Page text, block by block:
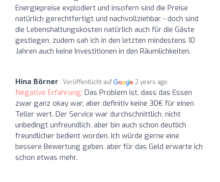
Energiepreise explodiert und insofern sind die Preise
natürlich gerechtfertigt und nachvollziehbar - doch sind
die Lebenshaltungskosten natürlich auch für die Gäste
gestiegen, zudem sah ich in den letzten mindestens 10
Jahren auch keine Investitionen in den Räumlichkeiten.
Hina Börner Veröffentlicht auf 2 years ago
Negative Erfahrung: Das Problem ist, dass das Essen
zwar ganz okay war, aber definitiv keine 30€ für einen
Teller wert. Der Service war durchschnittlich, nicht
unbedingt unfreundlich, aber bin auch schon deutlich
freundlicher bedient worden. Ich würde gerne eine
bessere Bewertung geben, aber für das Geld erwarte ich
schon etwas mehr.